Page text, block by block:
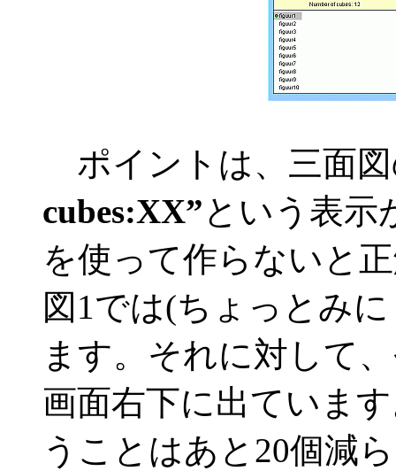
ポイントは、三面
cubes:XX”という表示
を使って作らないと
図1では(ちょっとみ
ます。それに対して
画面右下に出ていま
うことはあと20個減